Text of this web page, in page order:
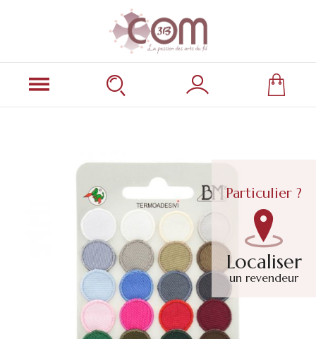
Particulier ?
Localiser
un revendeur